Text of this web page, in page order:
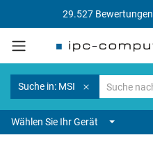
29.527 Bewertungen
Suche in: MSI
Wählen Sie Ihr Gerät